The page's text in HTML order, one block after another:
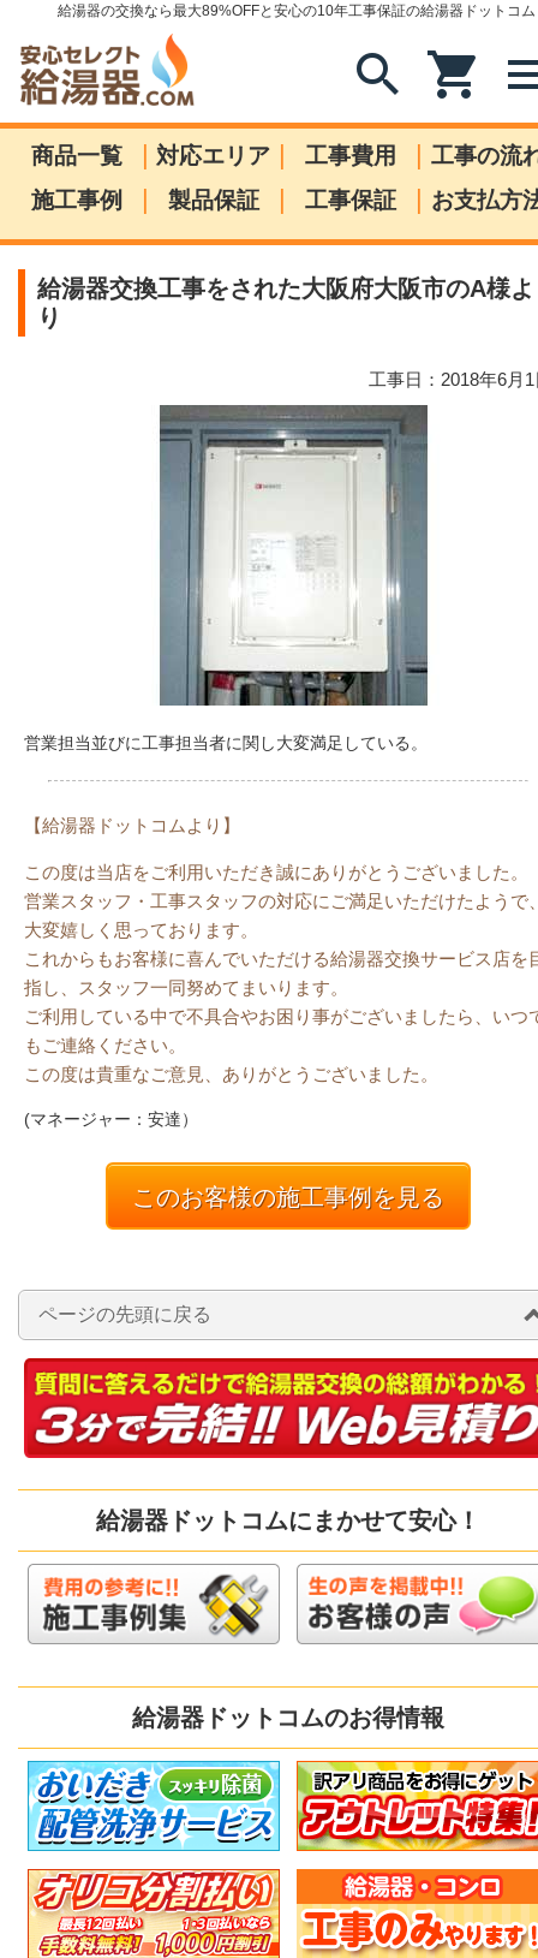
給湯器の交換なら最大89%OFFと安心の10年工事保証の給湯器ドットコム
search shopping_cart
商品一覧 | 対応エリア | 工事費用 | 工事の流
施工事例
| 製品保証 | 工事保証 | お支払方
給湯器交換工事をされた大阪府大阪市のA様よ
り
工事日：2018年6月
営業担当並びに工事担当者に関し大変満足している。
【給湯器ドットコムより】
この度は当店をご利用いただき誠にありがとうございました。
営業スタッフ・工事スタッフの対応にご満足いただけたようで
大変嬉しく思っております。
これからもお客様に喜んでいただける給湯器交換サービス店を
指し、スタッフ一同努めてまいります。
ご利用している中で不具合やお困り事がございましたら、いつ
もご連絡ください。
この度は貴重なご意見、ありがとうございました。
(マネージャー：安達）
このお客様の施工事例を見る
ページの先頭に戻る
給湯器ドットコムにまかせて安心！
給湯器ドットコムのお得情報